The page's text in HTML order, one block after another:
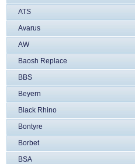
ATS
Avarus
AW
Baosh Replace
BBS
Beyern
Black Rhino
Bontyre
Borbet
BSA